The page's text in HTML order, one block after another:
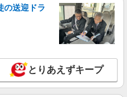
の送迎ドラ
とりあえずキープ